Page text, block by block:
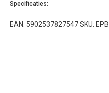
Specificaties:
EAN: 5902537827547 SKU: